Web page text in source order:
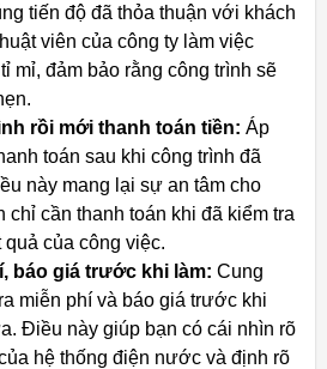
tiến độ đã thỏa thuận với khách
viên của công ty làm việc
mỉ, đảm bảo rằng công trình sẽ
rồi mới thanh toán tiền: Áp
toán sau khi công trình đã
này mang lại sự an tâm cho
chỉ cần thanh toán khi đã kiểm tra
của công việc.
báo giá trước khi làm: Cung
miễn phí và báo giá trước khi
Điều này giúp bạn có cái nhìn rõ
hệ thống điện nước và định rõ